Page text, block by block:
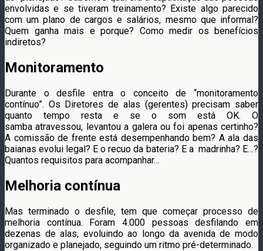
envolvidas e se tiveram treinamento? Existe algo parecido
com um plano de cargos e salários, mesmo que informal?
Quem ganha mais e porque? Como medir os benefícios
indiretos?
Monitoramento
Durante o desfile entra o conceito de “monitoramento
contínuo”. Os Diretores de alas (gerentes) precisam saber
quanto tempo resta e se o som está OK. O
samba atravessou, levantou a galera ou foi apenas certinho?
A comissão de frente está desempenhando bem? A ala das
baianas evolui legal? E o recuo da bateria? E a madrinha? E…?
Quantos requisitos para acompanhar…
Melhoria contínua
Mas terminado o desfile, tem que começar processo de
melhoria contínua. Foram 4.000 pessoas desfilando em
dezenas de alas, evoluindo ao longo da avenida de modo
organizado e planejado, seguindo um ritmo pré-determinado.